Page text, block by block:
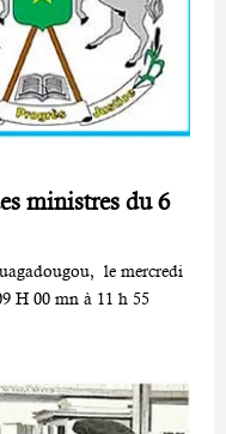
ministres du 6
le mercredi
H 00 mn à 11 h 55